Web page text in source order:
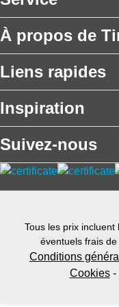
À propos de
Liens rapides
Inspiration
Suivez-nous
Tous les prix incluent
éventuels frais
Conditions
Cookies-